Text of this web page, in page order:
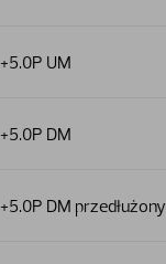
+5.0P UM
+5.0P DM
+5.0P DM przedłużony